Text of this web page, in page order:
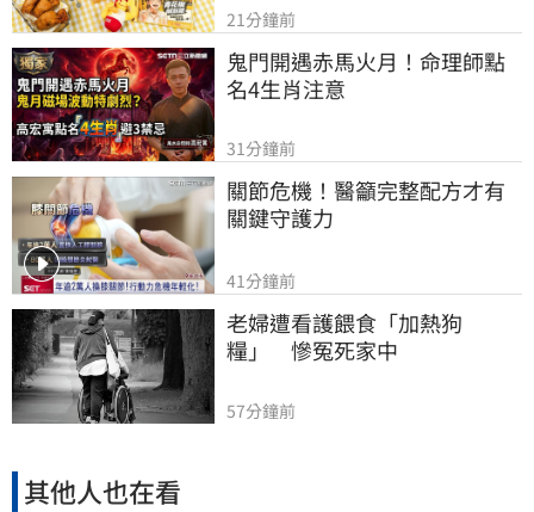
21分鐘前
鬼門開遇赤馬火月！命理師點
名4生肖注意
31分鐘前
關節危機！醫籲完整配方才有
關鍵守護力
41分鐘前
老婦遭看護餵食「加熱狗
糧」　慘冤死家中
57分鐘前
其他人也在看